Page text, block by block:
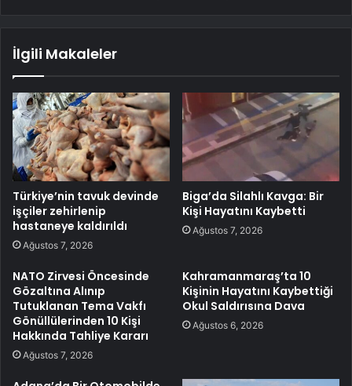
İlgili Makaleler
Türkiye’nin tavuk devinde
işçiler zehirlenip
hastaneye kaldırıldı
Ağustos 7, 2026
Biga’da Silahlı Kavga: Bir
Kişi Hayatını Kaybetti
Ağustos 7, 2026
NATO Zirvesi Öncesinde
Gözaltına Alınıp
Tutuklanan Tema Vakfı
Gönüllülerinden 10 Kişi
Hakkında Tahliye Kararı
Ağustos 7, 2026
Kahramanmaraş’ta 10
Kişinin Hayatını Kaybettiği
Okul Saldırısına Dava
Ağustos 6, 2026